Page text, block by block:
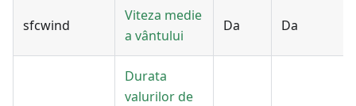
sfcwind
Viteza medie
a vântului
Da Da
Durata
valurilor de